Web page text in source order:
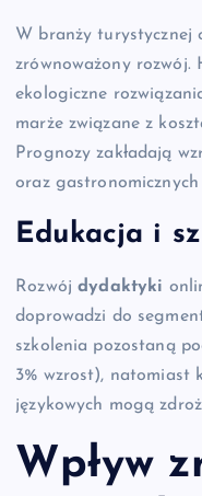
W branży turystycznej
zrównoważony rozwój.
ekologiczne
marże związane z
Prognozy zakładają
oraz gastronomicznych
Edukacja i
Rozwójdydaktyki
doprowadzi do
szkolenia pozostaną
3% wzrost), natomiast
językowych mogą
Wpływ